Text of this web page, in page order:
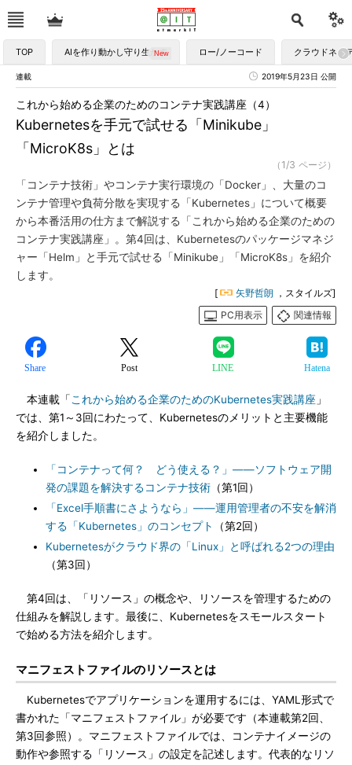
TOP AIを作り動かし守り生かす ロー/ノーコード クラウドネイ
連載 2019年5月23日 公開
Kubernetesを手元で試せる「Minikube」
「MicroK8s」とは
これから始める企業のためのコンテナ実践講座（4）
（1/3 ページ）
「コンテナ技術」やコンテナ実行環境の「Docker」、大量のコ
ンテナ管理や負荷分散を実現する「Kubernetes」について概要
から本番活用の仕方まで解説する「これから始める企業のための
コンテナ実践講座」。第4回は、Kubernetesのパッケージマネジ
ャー「Helm」と手元で試せる「Minikube」「MicroK8s」を紹介
します。
[ 矢野哲朗 ，スタイルズ]
PC用表示
関連情報
Share Post LINE Hatena
本連載「 これから始める企業のためのKubernetes実践講座 」
では、第1～3回にわたって、Kubernetesのメリットと主要機能
を紹介しました。
「コンテナって何？ どう使える？」――ソフトウェア開
発の課題を解決するコンテナ技術 （第1回）
「Excel手順書にさようなら」――運用管理者の不安を解消
する「Kubernetes」のコンセプト
（第2回）
Kubernetesがクラウド界の「Linux」と呼ばれる2つの理由
（第3回）
第4回は、「リソース」の概念や、リソースを管理するための
仕組みを解説します。最後に、Kubernetesをスモールスタート
で始める方法を紹介します。
マニフェストファイルのリソースとは
Kubernetesでアプリケーションを運用するには、YAML形式で
書かれた「マニフェストファイル」が必要です（本連載第2回、
第3回参照）。マニフェストファイルでは、コンテナイメージの
動作や参照する「リソース」の設定を記述します。代表的なリソ